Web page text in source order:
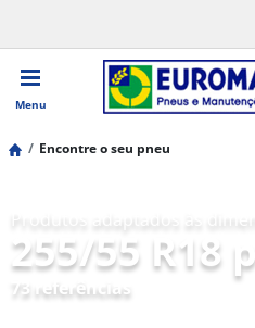
Menu
Encontre o seu pneu
255/55 R18
73 referências